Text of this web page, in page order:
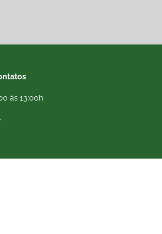
às 13:00h